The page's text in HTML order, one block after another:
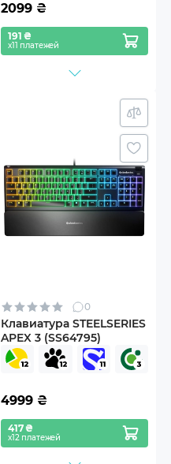
2099 ₴
191 ₴
х11 платежей
0
Клавиатура STEELSERIES
APEX 3 (SS64795)
4999 ₴
417 ₴
х12 платежей